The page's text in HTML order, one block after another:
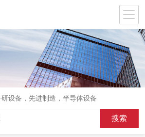
设备，先进制造，半导体设备